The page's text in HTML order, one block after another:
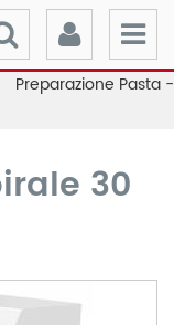
Preparazione Pasta -
30